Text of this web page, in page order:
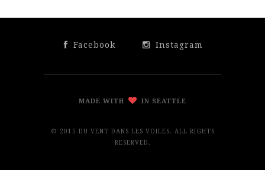
Facebook Instagram
MADE WITH IN SEATTLE
© 2015 DU VENT DANS LES VOILES. ALL RIGHTS
RESERVED.